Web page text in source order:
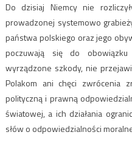
Do dzisiaj Niemcy nie
prowadzonej systemowo
państwa polskiego oraz jego
poczuwają się do
wyrządzone szkody, nie
Polakom ani chęci zwrócenia
polityczną i prawną
światowej, a ich działania
słów o odpowiedzialności